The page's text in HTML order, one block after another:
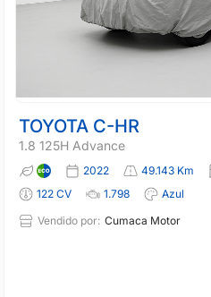
TOYOTA C-HR
1.8 125H Advance
2022 49.143 Km
122 CV
1.798
Azul
Vendido por: Cumaca Motor